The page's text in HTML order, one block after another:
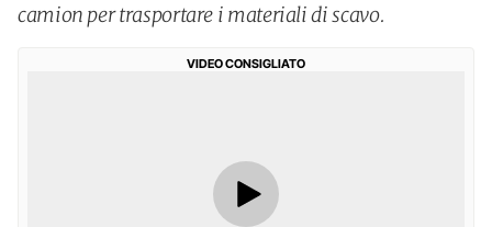
camion per trasportare i materiali di scavo.
VIDEO CONSIGLIATO